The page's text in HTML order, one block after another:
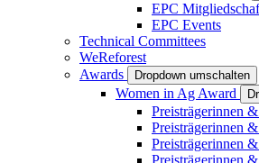
EPC
EPC Events
Technical Committees
WeReforest
Awards
Dropdown umschalten
Women in Ag Award
Preisträgerinnen
Preisträgerinnen
Preisträgerinnen